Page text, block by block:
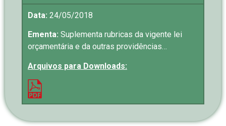
Data: 24/05/2018
Ementa: Suplementa rubricas da vigente lei
orçamentária e da outras providências…
Arquivos para Downloads: